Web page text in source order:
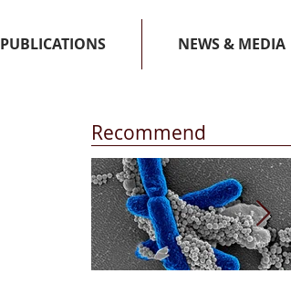
PUBLICATIONS NEWS & MEDIA
Recommend